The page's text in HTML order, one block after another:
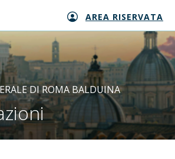
AREA RISERVATA
DI ROMA BALDUINA